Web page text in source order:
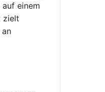
einem
zielt